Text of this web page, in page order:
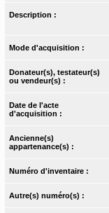
Description :
Mode d'acquisition :
Donateur(s), testateur(s)
ou vendeur(s) :
Date de l'acte
d'acquisition :
Ancienne(s)
appartenance(s) :
Numéro d'inventaire :
Autre(s) numéro(s) :